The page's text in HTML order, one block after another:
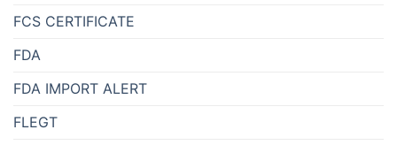
FCS CERTIFICATE
FDA
FDA IMPORT ALERT
FLEGT